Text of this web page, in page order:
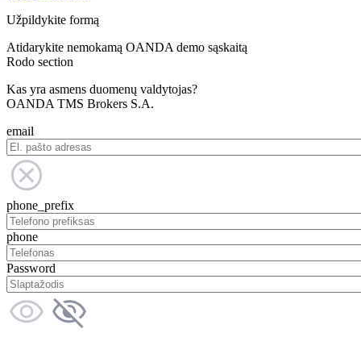
Užpildykite formą
Atidarykite nemokamą OANDA demo sąskaitą
Rodo section
Kas yra asmens duomenų valdytojas?
OANDA TMS Brokers S.A.
email
phone_prefix
phone
Password